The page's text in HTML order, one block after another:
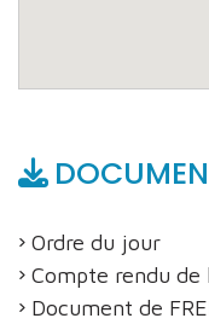
Ordre du jour
Compte rendu
Document de